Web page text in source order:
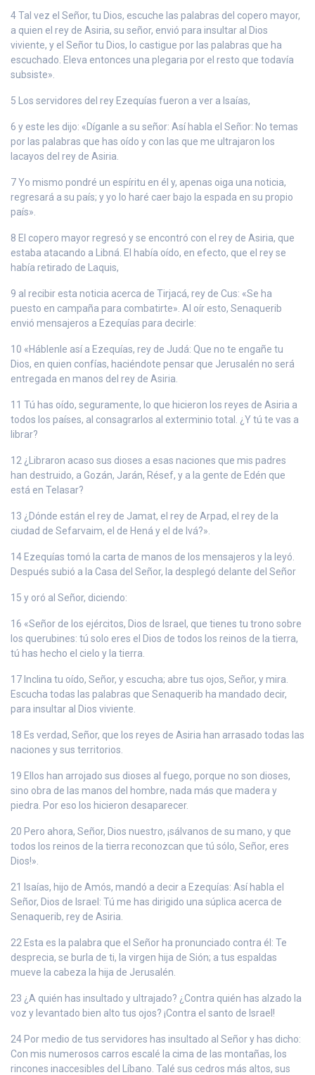
4 Tal vez el Señor, tu Dios, escuche las palabras del copero mayor,
a quien el rey de Asiria, su señor, envió para insultar al Dios
viviente, y el Señor tu Dios, lo castigue por las palabras que ha
escuchado. Eleva entonces una plegaria por el resto que todavía
subsiste».
5 Los servidores del rey Ezequías fueron a ver a Isaías,
6 y este les dijo: «Díganle a su señor: Así habla el Señor: No temas
por las palabras que has oído y con las que me ultrajaron los
lacayos del rey de Asiria.
7 Yo mismo pondré un espíritu en él y, apenas oiga una noticia,
regresará a su país; y yo lo haré caer bajo la espada en su propio
país».
8 El copero mayor regresó y se encontró con el rey de Asiria, que
estaba atacando a Libná. El había oído, en efecto, que el rey se
había retirado de Laquis,
9 al recibir esta noticia acerca de Tirjacá, rey de Cus: «Se ha
puesto en campaña para combatirte». Al oír esto, Senaquerib
envió mensajeros a Ezequías para decirle:
10 «Háblenle así a Ezequías, rey de Judá: Que no te engañe tu
Dios, en quien confías, haciéndote pensar que Jerusalén no será
entregada en manos del rey de Asiria.
11 Tú has oído, seguramente, lo que hicieron los reyes de Asiria a
todos los países, al consagrarlos al exterminio total. ¿Y tú te vas a
librar?
12 ¿Libraron acaso sus dioses a esas naciones que mis padres
han destruido, a Gozán, Jarán, Résef, y a la gente de Edén que
está en Telasar?
13 ¿Dónde están el rey de Jamat, el rey de Arpad, el rey de la
ciudad de Sefarvaim, el de Hená y el de Ivá?».
14 Ezequías tomó la carta de manos de los mensajeros y la leyó.
Después subió a la Casa del Señor, la desplegó delante del Señor
15 y oró al Señor, diciendo:
16 «Señor de los ejércitos, Dios de Israel, que tienes tu trono sobre
los querubines: tú solo eres el Dios de todos los reinos de la tierra,
tú has hecho el cielo y la tierra.
17 Inclina tu oído, Señor, y escucha; abre tus ojos, Señor, y mira.
Escucha todas las palabras que Senaquerib ha mandado decir,
para insultar al Dios viviente.
18 Es verdad, Señor, que los reyes de Asiria han arrasado todas las
naciones y sus territorios.
19 Ellos han arrojado sus dioses al fuego, porque no son dioses,
sino obra de las manos del hombre, nada más que madera y
piedra. Por eso los hicieron desaparecer.
20 Pero ahora, Señor, Dios nuestro, ¡sálvanos de su mano, y que
todos los reinos de la tierra reconozcan que tú sólo, Señor, eres
Dios!».
21 Isaías, hijo de Amós, mandó a decir a Ezequías: Así habla el
Señor, Dios de Israel: Tú me has dirigido una súplica acerca de
Senaquerib, rey de Asiria.
22 Esta es la palabra que el Señor ha pronunciado contra él: Te
desprecia, se burla de ti, la virgen hija de Sión; a tus espaldas
mueve la cabeza la hija de Jerusalén.
23 ¿A quién has insultado y ultrajado? ¿Contra quién has alzado la
voz y levantado bien alto tus ojos? ¡Contra el santo de Israel!
24 Por medio de tus servidores has insultado al Señor y has dicho:
Con mis numerosos carros escalé la cima de las montañas, los
rincones inaccesibles del Líbano. Talé sus cedros más altos, sus